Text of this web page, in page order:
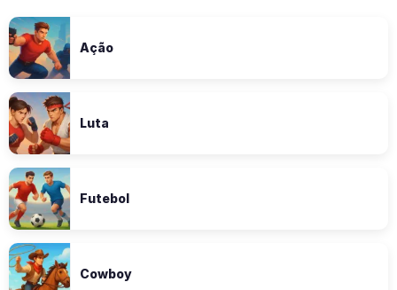
Ação
Luta
Futebol
Cowboy